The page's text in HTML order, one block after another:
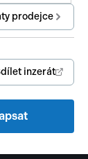
prodejce
inzerát